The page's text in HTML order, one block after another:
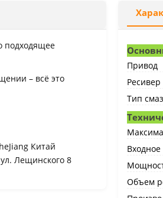
подходящее
– всё это
Китай
Лещинского 8
Привод
Ресивер
Тип
Объем